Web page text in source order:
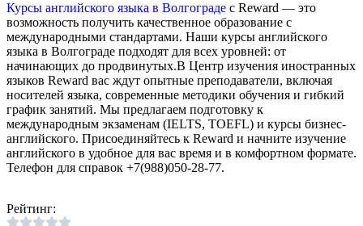
Курсы английского языка в Волгограде с Reward — это
возможность получить качественное образование с
международными стандартами. Наши курсы английского
языка в Волгограде подходят для всех уровней: от
начинающих до продвинутых.В Центр изучения иностранных
языков Reward вас ждут опытные преподаватели, включая
носителей языка, современные методики обучения и гибкий
график занятий. Мы предлагаем подготовку к
международным экзаменам (IELTS, TOEFL) и курсы бизнес-
английского. Присоединяйтесь к Reward и начните изучение
английского в удобное для вас время и в комфортном формате.
Телефон для справок +7(988)050-28-77.
Рейтинг: